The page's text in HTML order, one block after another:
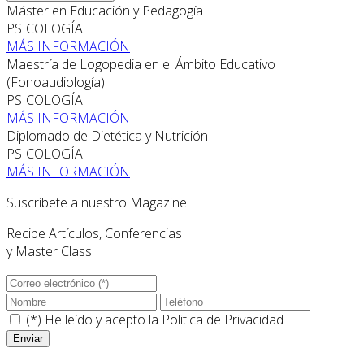
Máster en Educación y Pedagogía
PSICOLOGÍA
MÁS INFORMACIÓN
Maestría de Logopedia en el Ámbito Educativo
(Fonoaudiología)
PSICOLOGÍA
MÁS INFORMACIÓN
Diplomado de Dietética y Nutrición
PSICOLOGÍA
MÁS INFORMACIÓN
Suscríbete a nuestro Magazine
Recibe Artículos, Conferencias
y Master Class
(*) He leído y acepto la Politica de Privacidad